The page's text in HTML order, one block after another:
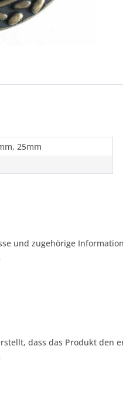
25mm
und zugehörige
dass das Produkt den